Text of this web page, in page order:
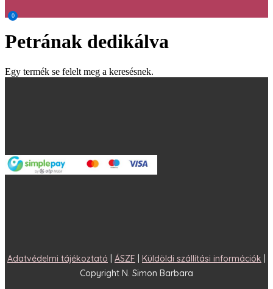
0
Petrának dedikálva
Egy termék se felelt meg a keresésnek.
Adatvédelmi tájékoztató ÁSZF Küldöldi szállítási információk
Copyright N. Simon Barbara